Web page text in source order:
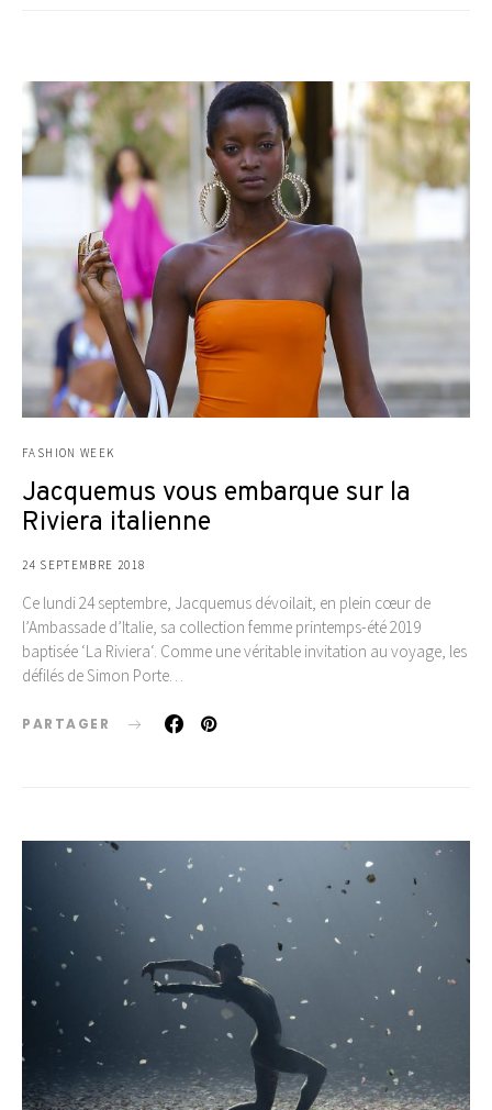
FASHION WEEK
Jacquemus vous embarque sur la
Riviera italienne
24 SEPTEMBRE 2018
Ce lundi 24 septembre, Jacquemus dévoilait, en plein cœur de
l’Ambassade d’Italie, sa collection femme printemps-été 2019
baptisée ‘La Riviera‘. Comme une véritable invitation au voyage, les
défilés de Simon Porte…
PARTAGER